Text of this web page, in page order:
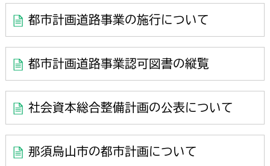
都市計画道路事業の施行について
都市計画道路事業認可図書の縦覧
社会資本総合整備計画の公表について
那須烏山市の都市計画について